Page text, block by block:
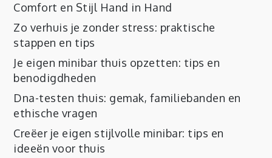
Comfort en Stijl Hand in Hand
Zo verhuis je zonder stress: praktische
stappen en tips
Je eigen minibar thuis opzetten: tips en
benodigdheden
Dna-testen thuis: gemak, familiebanden en
ethische vragen
Creëer je eigen stijlvolle minibar: tips en
ideeën voor thuis